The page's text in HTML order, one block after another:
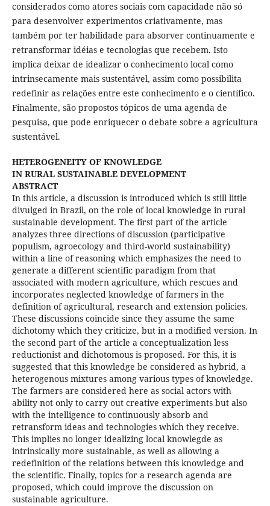
considerados como atores sociais com capacidade não só
para desenvolver experimentos criativamente, mas
também por ter habilidade para absorver continuamente e
retransformar idéias e tecnologias que recebem. Isto
implica deixar de idealizar o conhecimento local como
intrinsecamente mais sustentável, assim como possibilita
redefinir as relações entre este conhecimento e o científico.
Finalmente, são propostos tópicos de uma agenda de
pesquisa, que pode enriquecer o debate sobre a agricultura
sustentável.
HETEROGENEITY OF KNOWLEDGE
IN RURAL SUSTAINABLE DEVELOPMENT
ABSTRACT
In this article, a discussion is introduced which is still little
divulged in Brazil, on the role of local knowledge in rural
sustainable development. The first part of the article
analyzes three directions of discussion (participative
populism, agroecology and third-world sustainability)
within a line of reasoning which emphasizes the need to
generate a different scientific paradigm from that
associated with modern agriculture, which rescues and
incorporates neglected knowledge of farmers in the
definition of agricultural, research and extension policies.
These discussions coincide since they assume the same
dichotomy which they criticize, but in a modified version. In
the second part of the article a conceptualization less
reductionist and dichotomous is proposed. For this, it is
suggested that this knowledge be considered as hybrid, a
heterogenous mixtures among various types of knowledge.
The farmers are considered here as social actors with
ability not only to carry out creative experiments but also
with the intelligence to continuously absorb and
retransform ideas and technologies which they receive.
This implies no longer idealizing local knowlegde as
intrinsically more sustainable, as well as allowing a
redefinition of the relations between this knowledge and
the scientific. Finally, topics for a research agenda are
proposed, which could improve the discussion on
sustainable agriculture.